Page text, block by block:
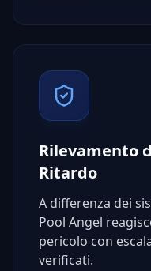
Rilevamento
Ritardo
A differenza dei
Pool Angel
pericolo con
verificati.